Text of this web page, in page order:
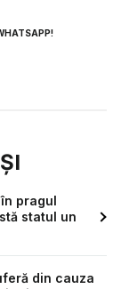
pragul
statul un
din cauza